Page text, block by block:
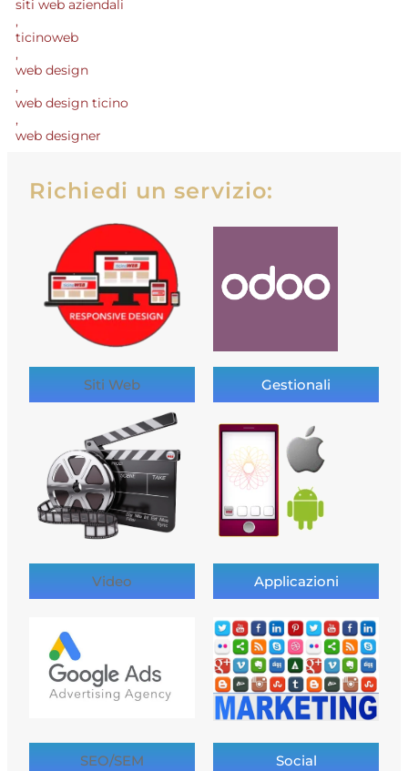
siti web aziendali
,
ticinoweb
,
web design
,
web design ticino
,
web designer
Richiedi un servizio:
Siti Web Gestionali
Video Applicazioni
SEO/SEM Social